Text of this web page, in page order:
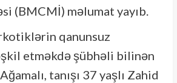
(BMCMİ) məlumat yayıb.
qanunsuz
etməkdə şübhəli bilinən
tanışı 37 yaşlı Zahid